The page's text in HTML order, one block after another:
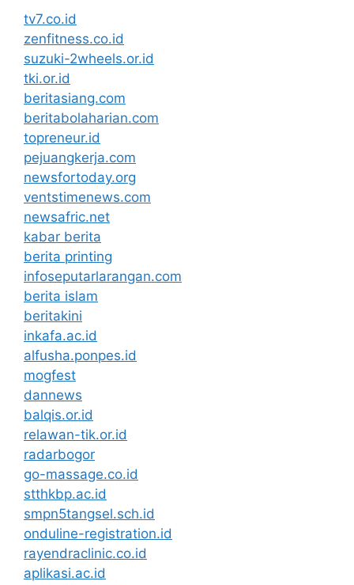
tv7.co.id
zenfitness.co.id
suzuki-2wheels.or.id
tki.or.id
beritasiang.com
beritabolaharian.com
topreneur.id
pejuangkerja.com
newsfortoday.org
ventstimenews.com
newsafric.net
kabar berita
berita printing
infoseputarlarangan.com
berita islam
beritakini
inkafa.ac.id
alfusha.ponpes.id
mogfest
dannews
balqis.or.id
relawan-tik.or.id
radarbogor
go-massage.co.id
stthkbp.ac.id
smpn5tangsel.sch.id
onduline-registration.id
rayendraclinic.co.id
aplikasi.ac.id